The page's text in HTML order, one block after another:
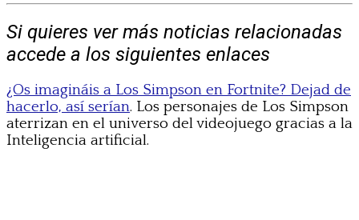
Si quieres ver más noticias relacionadas
accede a los siguientes enlaces
¿Os imagináis a Los Simpson en Fortnite? Dejad de
hacerlo, así serían. Los personajes de Los Simpson
aterrizan en el universo del videojuego gracias a la
Inteligencia artificial.